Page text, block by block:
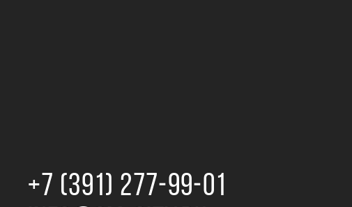
+7 (391) 277‒99‒01